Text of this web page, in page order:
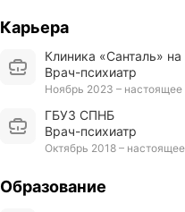
Карьера
Клиника «Санталь»
Врач-психиатр
Ноябрь 2023 –
ГБУЗ СПНБ
врач-психиатр
Октябрь 2018 –
Образование